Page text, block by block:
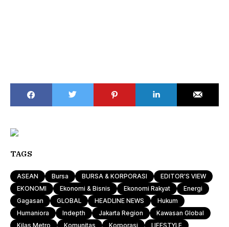
TAGS
ASEAN Bursa BURSA & KORPORASI
EDITOR'S VIEW
EKONOMI
Ekonomi & Bisnis Ekonomi Rakyat
Energi
Gagasan
GLOBAL HEADLINE NEWS
Hukum
Humaniora
Indepth Jakarta Region
Kawasan Global
Kilas Metro
Komunitas Korporasi LIFESTYLE